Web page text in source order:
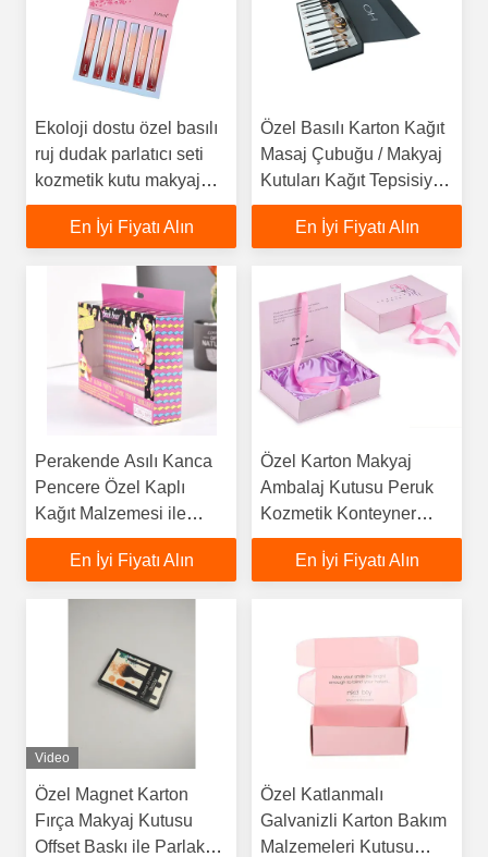
Ekoloji dostu özel basılı
ruj dudak parlatıcı seti
kozmetik kutu makyaj
hediye kutusu parlak
laminatörlü
En İyi Fiyatı Alın
Özel Basılı Karton Kağıt
Masaj Çubuğu / Makyaj
Kutuları Kağıt Tepsisiyle
Paketleme
En İyi Fiyatı Alın
Perakende Asılı Kanca
Pencere Özel Kaplı
Kağıt Malzemesi ile
Katlanabilir Kağıt Kutusu
En İyi Fiyatı Alın
Özel Karton Makyaj
Ambalaj Kutusu Peruk
Kozmetik Konteyner
Köpük İçeriğiyle Ambalaj
KutusuEn İyi Fiyatı Alın
Video
Özel Magnet Karton
Fırça Makyaj Kutusu
Offset Baskı ile Parlak
Özel Katlanmalı
Galvanizli Karton Bakım
Malzemeleri Kutusu